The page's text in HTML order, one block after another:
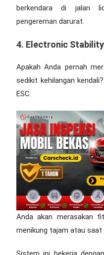
berkendara di jalan
pengereman darurat.
4. Electronic
Apakah Anda pernah
sedikit kehilangan
ESC.
Anda akan merasakan
menikung tajam atau saat